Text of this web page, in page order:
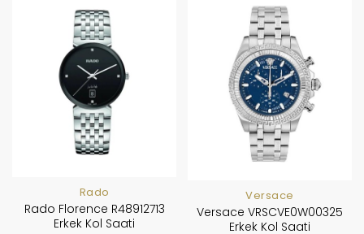
Rado
Rado Florence R48912713
Erkek Kol Saati
Versace
Versace VRSCVE0W00325
Erkek Kol Saati